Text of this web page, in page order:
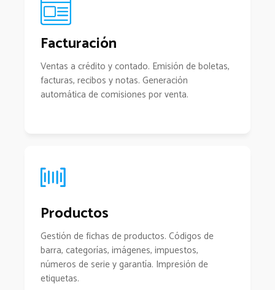
Facturación
Ventas a crédito y contado. Emisión de boletas,
facturas, recibos y notas. Generación
automática de comisiones por venta.
Productos
Gestión de fichas de productos. Códigos de
barra, categorías, imágenes, impuestos,
números de serie y garantía. Impresión de
etiquetas.